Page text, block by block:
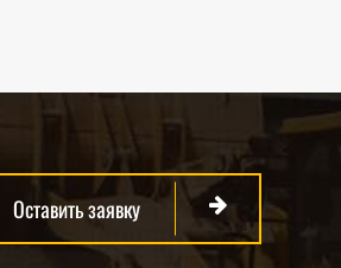
Оставить заявку